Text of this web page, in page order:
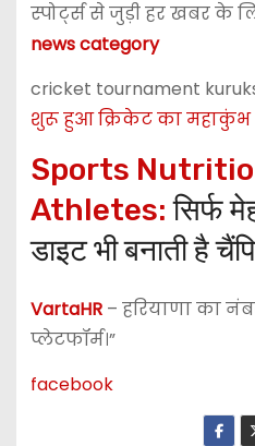
स्पोर्ट्स से जुड़ी हर खबर के
news category
cricket tournament
शुरू हुआ क्रिकेट का महाकुंभ
Sports
Athletes: सिर्फ
डाइट भी बनाती है
VartaHR – हरियाणा का
प्लेटफॉर्म।”
facebook